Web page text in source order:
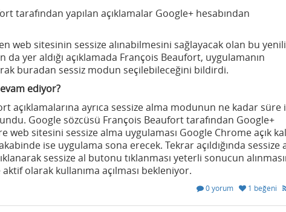
tarafından yapılan açıklamalar Google+ hesabından
web sitesinin sessize alınabilmesini sağlayacak olan bu
da yer aldığı açıklamada François Beaufort, uygulamanın
buradan sessiz modun seçilebileceğini bildirdi.
ediyor?
açıklamalarına ayrıca sessize alma modunun ne kadar süre
Google sözcüsü François Beaufort tarafından Google+
web sitesini sessize alma uygulaması Google Chrome açık
ise uygulama sona erecek. Tekrar açıldığında sessize
sessize al butonu tıklanması yeterli sonucun
olarak kullanıma açılması bekleniyor.
0 yorum 1 beğeni